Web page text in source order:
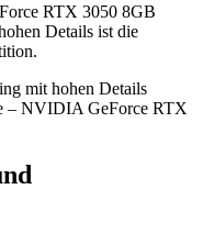
RTX 3050 8GB
Details ist die
mit hohen Details
– NVIDIA GeForce RTX